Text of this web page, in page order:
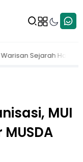
Harus Terus
MUI